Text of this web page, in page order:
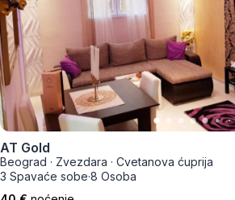
AT Gold
Beograd · Zvezdara · Cvetanova ćuprija
3 Spavaće sobe·8 Osoba